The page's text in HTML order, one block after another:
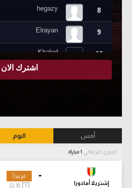
أمس اليوم
الدوري البرتغالي
-
إشتريلا أمادورا
لم تبدأ